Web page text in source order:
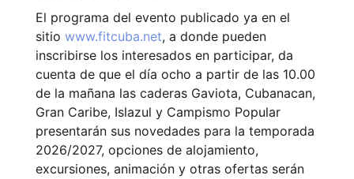
El programa del evento publicado ya en el
sitio www.fitcuba.net, a donde pueden
inscribirse los interesados en participar, da
cuenta de que el día ocho a partir de las 10.00
de la mañana las caderas Gaviota, Cubanacan,
Gran Caribe, Islazul y Campismo Popular
presentarán sus novedades para la temporada
2026/2027, opciones de alojamiento,
excursiones, animación y otras ofertas serán